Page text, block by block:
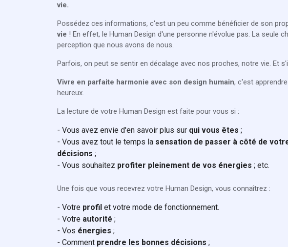
vie.
Possédez ces informations, c'est un peu comme bénéficier de son
vie ! En effet, le Human Design d'une personne n'évolue pas. La seule
perception que nous avons de nous.
Parfois, on peut se sentir en décalage avec nos proches, notre vie. Et
Vivre en parfaite harmonie avec son design humain, c'est
heureux.
La lecture de votre Human Design est faite pour vous si :
- Vous avez envie d'en savoir plus sur qui vous êtes ;
- Vous avez tout le temps la sensation de passer à côté de
décisions ;
- Vous souhaitez profiter pleinement de vos énergies ; etc.
Une fois que vous recevrez votre Human Design, vous connaîtrez :
- Votre profil et votre mode de fonctionnement.
- Votre autorité ;
- Vos énergies ;
- Comment prendre les bonnes décisions ;